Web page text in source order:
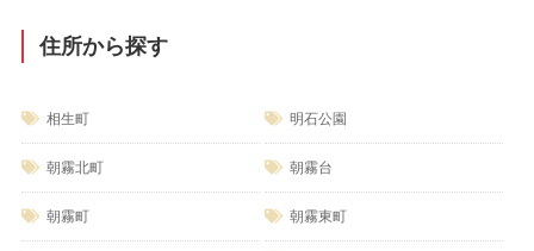
住所から探す
相生町 明石公園
朝霧北町 朝霧台
朝霧町 朝霧東町